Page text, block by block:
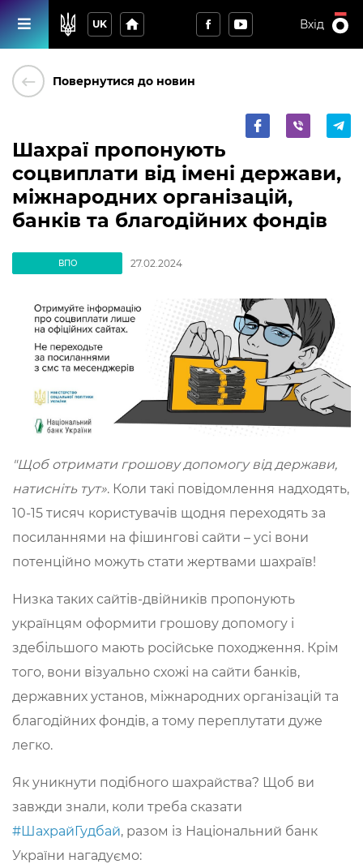
UK home Вхід
keyboard_backspace Повернутися до новин
Шахраї пропонують
соцвиплати від імені держави,
міжнародних організацій,
банків та благодійних фондів
ВПО 27.02.2024
"Щоб отримати грошову допомогу від держави,
натисніть тут». Коли такі повідомлення надходять,
10-15 тисяч користувачів щодня переходять за
посиланнями на фішингові сайти – усі вони
потенційно можуть стати жертвами шахраїв!
Низка таких сайтів-двійників пропонують
українцям оформити грошову допомогу і
здебільшого мають російське походження. Крім
того, вони візуально схожі на сайти банків,
державних установ, міжнародних організацій та
благодійних фондів, а тому переплутати дуже
легко.
Як уникнути подібного шахрайства? Щоб ви
завжди знали, коли треба сказати
#ШахрайГудбай, разом із Національний банк
України нагадуємо: